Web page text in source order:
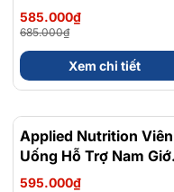
Magnesium
Bisglycinate 200mg -
Chính Ngạch Canada,
Xuất VAT
585.000₫
685.000₫
Xem chi tiết
Applied Nutrition Viên
Uống Hỗ Trợ Nam Giới
120 viên - Chính Ngạch
595.000₫